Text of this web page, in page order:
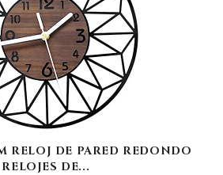
RELOJ DE PARED REDONDO
RELOJES DE...